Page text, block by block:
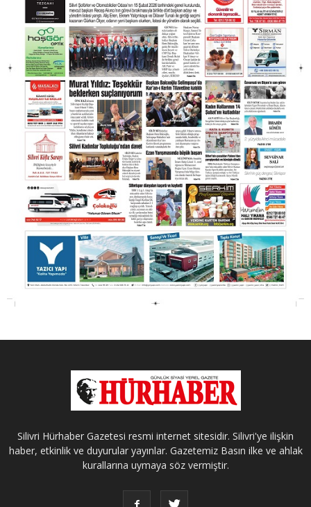
Silivri Hürhaber Gazetesi resmi internet sitesidir. Silivri'ye ilişkin
haber, etkinlik ve duyurular yayınlar. Gazetemiz Basın ilke ve ahlak
kurallarına uymaya söz vermiştir.